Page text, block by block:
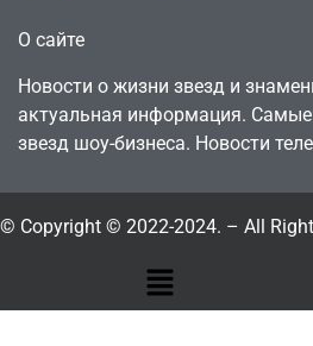
О сайте
Новости о жизни звезд и
актуальная информация. Самые
звезд шоу-бизнеса. Новости
© Copyright © 2022-2024. – All